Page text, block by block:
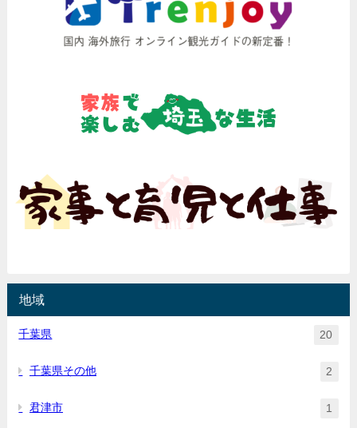
地域
千葉県 20
千葉県その他 2
君津市 1